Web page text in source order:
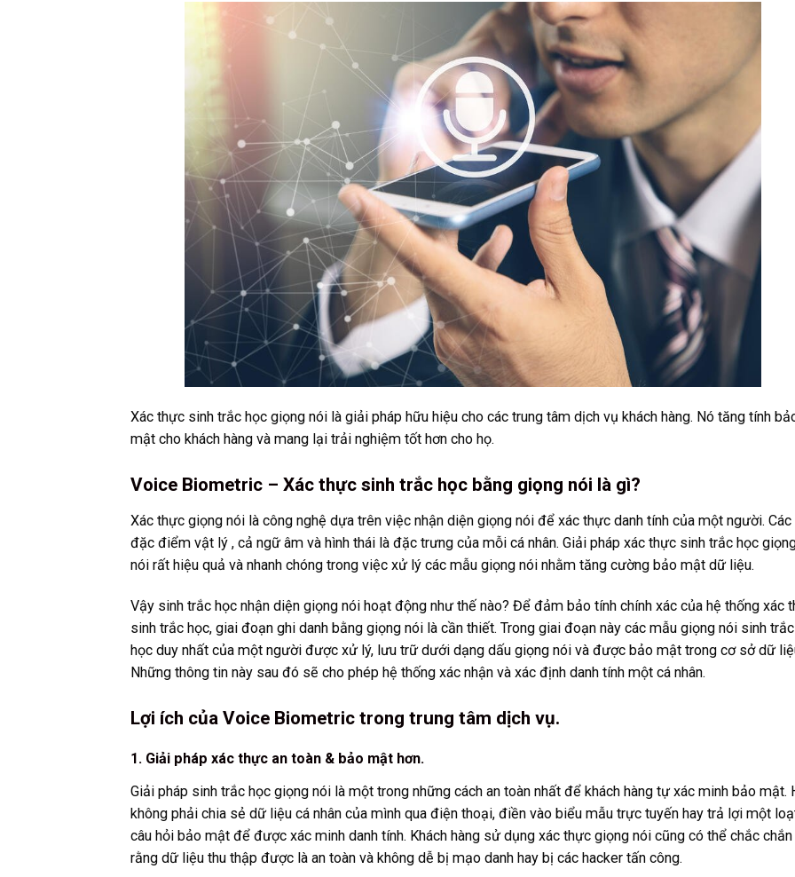
Xác thực sinh trắc học giọng nói là giải pháp hữu hiệu cho các trung tâm dịch vụ khách hàng. Nó tăng tính
mật cho khách hàng và mang lại trải nghiệm tốt hơn cho họ.
Voice Biometric – Xác thực sinh trắc học bằng giọng nói là gì?
Xác thực giọng nói là công nghệ dựa trên việc nhận diện giọng nói để xác thực danh tính của một người. Các
đặc điểm vật lý , cả ngữ âm và hình thái là đặc trưng của mỗi cá nhân. Giải pháp xác thực sinh trắc học
nói rất hiệu quả và nhanh chóng trong việc xử lý các mẫu giọng nói nhằm tăng cường bảo mật dữ liệu.
Vậy sinh trắc học nhận diện giọng nói hoạt động như thế nào? Để đảm bảo tính chính xác của hệ thống xác
sinh trắc học, giai đoạn ghi danh bằng giọng nói là cần thiết. Trong giai đoạn này các mẫu giọng nói sinh trắc
học duy nhất của một người được xử lý, lưu trữ dưới dạng dấu giọng nói và được bảo mật trong cơ sở dữ
Những thông tin này sau đó sẽ cho phép hệ thống xác nhận và xác định danh tính một cá nhân.
Lợi ích của Voice Biometric trong trung tâm dịch vụ.
1. Giải pháp xác thực an toàn & bảo mật hơn.
Giải pháp sinh trắc học giọng nói là một trong những cách an toàn nhất để khách hàng tự xác minh bảo mật.
không phải chia sẻ dữ liệu cá nhân của mình qua điện thoại, điền vào biểu mẫu trực tuyến hay trả lợi một
câu hỏi bảo mật để được xác minh danh tính. Khách hàng sử dụng xác thực giọng nói cũng có thể chắc chắn
rằng dữ liệu thu thập được là an toàn và không dễ bị mạo danh hay bị các hacker tấn công.